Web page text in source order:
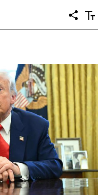
공
유
텍
스